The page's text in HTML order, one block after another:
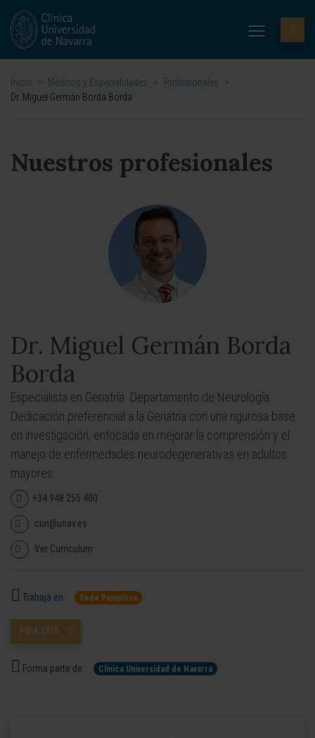
Inicio > Médicos y Especialidades > Profesionales
>
Dr. Miguel Germán Borda Borda
Nuestros profesionales
Dr. Miguel Germán Borda
Borda
Especialista en Geriatría. Departamento de Neurología.
Dedicación preferencial a la Geriatría con una rigurosa base
en investigación, enfocada en mejorar la comprensión y el
manejo de enfermedades neurodegenerativas en adultos
mayores.
+34 948 255 400
cun@unav.es
Ver Curriculum
Trabaja en: Sede Pamplona
PIDA CITA
Forma parte de: Clínica Universidad de Navarra